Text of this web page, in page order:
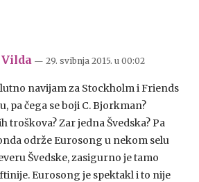
Vilda — 29. svibnja 2015. u 00:02
navijam za Stockholm i Friends
pa čega se boji C. Bjorkman?
troškova? Zar jedna Švedska? Pa
održe Eurosong u nekom selu
Švedske, zasigurno je tamo
Eurosong je spektakl i to nije